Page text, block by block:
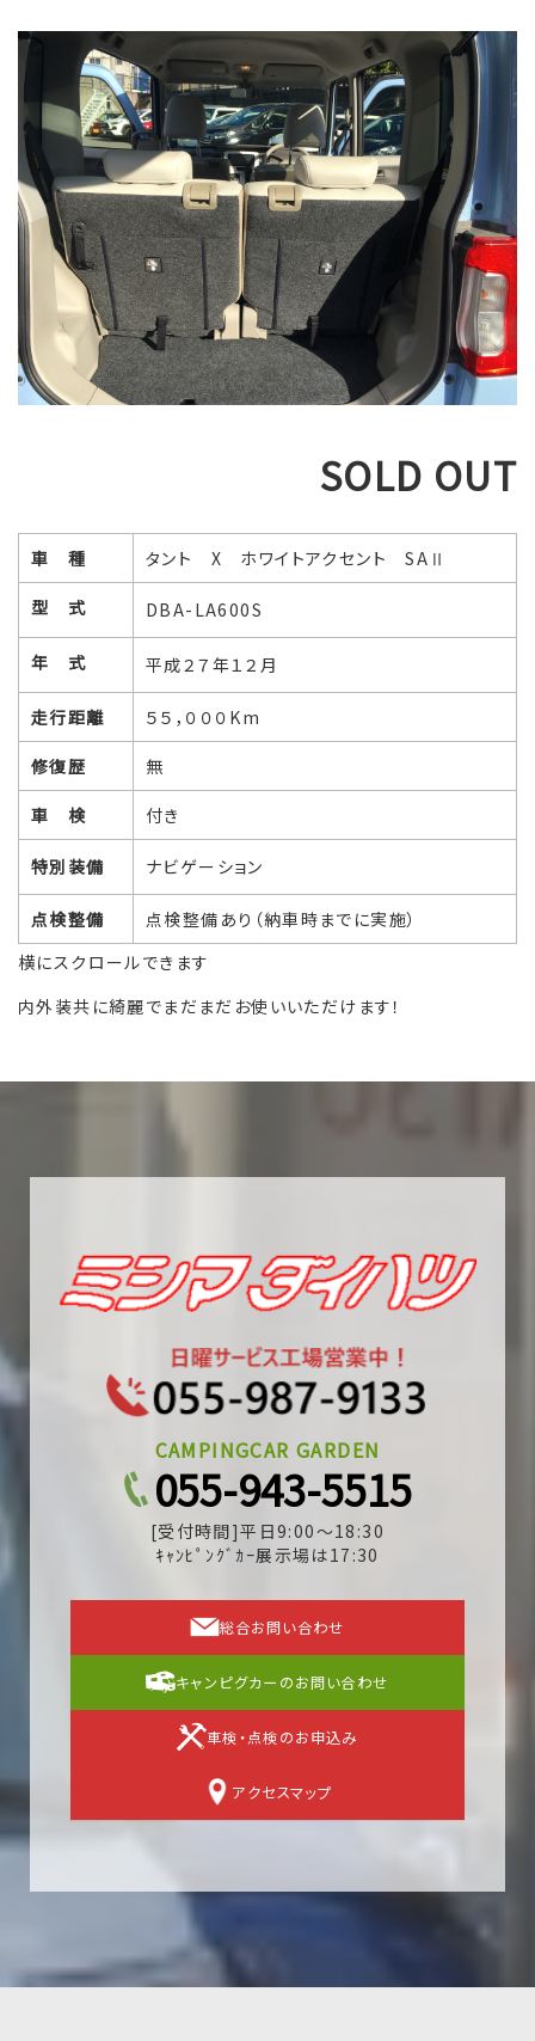
SOLD OUT
車 種 タント X ホワイトアクセント SAⅡ
型 式 DBA-LA600S
年 式 平成２７年１２月
走行距離 ５５，０００Km
修復歴 無
車 検 付き
特別装備 ナビゲーション
点検整備
点検整備あり（納車時までに実施）
横にスクロールできます
内外装共に綺麗でまだまだお使いいただけます！
CAMPINGCAR GARDEN
055-943-5515
[受付時間]平日9:00～18:30
ｷｬﾝﾋﾟﾝｸﾞｶｰ展示場は17:30
総合お問い合わせ
キャンピグカーのお問い合わせ
車検・点検のお申込み
アクセスマップ